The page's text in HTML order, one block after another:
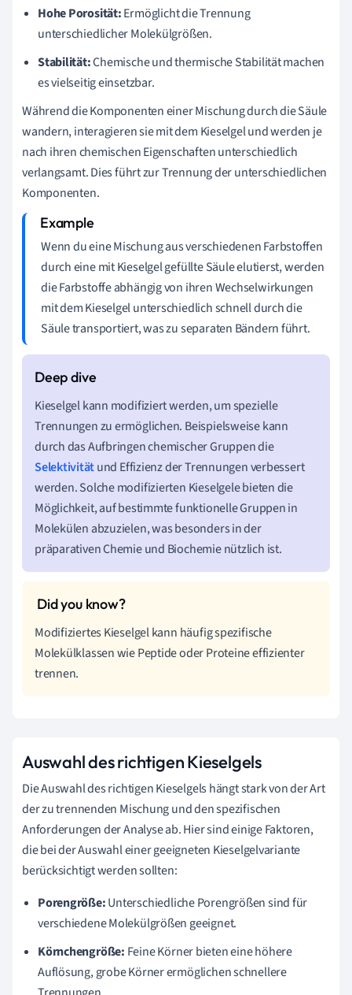
Hohe Porosität:Ermöglicht die Trennung
unterschiedlicher Molekülgrößen.
Stabilität:Chemische und thermische Stabilität machen
es vielseitig einsetzbar.
Während die Komponenten einer Mischung durch die Säule
wandern, interagieren sie mit dem Kieselgel und werden je
nach ihren chemischen Eigenschaften unterschiedlich
verlangsamt. Dies führt zur Trennung der unterschiedlichen
Komponenten.
Wenn du eine Mischung aus verschiedenen Farbstoffen
durch eine mit Kieselgel gefüllte Säule elutierst, werden
die Farbstoffe abhängig von ihren Wechselwirkungen
mit dem Kieselgel unterschiedlich schnell durch die
Säule transportiert, was zu separaten Bändern führt.
Kieselgel kann modifiziert werden, um spezielle
Trennungen zu ermöglichen. Beispielsweise kann
durch das Aufbringen chemischer Gruppen die
Selektivitätund Effizienz der Trennungen verbessert
werden. Solche modifizierten Kieselgele bieten die
Möglichkeit, auf bestimmte funktionelle Gruppen in
Molekülen abzuzielen, was besonders in der
präparativen Chemie und Biochemie nützlich ist.
Modifiziertes Kieselgel kann häufig spezifische
Molekülklassen wie Peptide oder Proteine effizienter
trennen.
Auswahl des richtigen Kieselgels
Die Auswahl des richtigen Kieselgels hängt stark von der Art
der zu trennenden Mischung und den spezifischen
Anforderungen der Analyse ab. Hier sind einige Faktoren,
die bei der Auswahl einer geeigneten Kieselgelvariante
berücksichtigt werden sollten:
Porengröße:Unterschiedliche Porengrößen sind für
verschiedene Molekülgrößen geeignet.
Körnchengröße: Feine Körner bieten eine höhere
Auflösung, grobe Körner ermöglichen schnellere